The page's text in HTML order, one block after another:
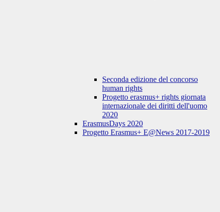
Seconda edizione del concorso
human rights
Progetto erasmus+ rights giornata
internazionale dei diritti dell'uomo
2020
ErasmusDays 2020
Progetto Erasmus+ E@News 2017-2019